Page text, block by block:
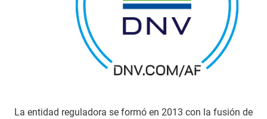
La entidad reguladora se formó en 2013 con la fusión de